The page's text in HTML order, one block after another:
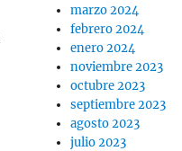
marzo 2024
febrero 2024
enero 2024
noviembre 2023
octubre 2023
septiembre 2023
agosto 2023
julio 2023